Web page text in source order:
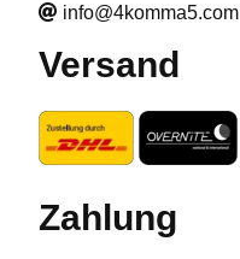
info@4komma5.com
Versand
Zahlung